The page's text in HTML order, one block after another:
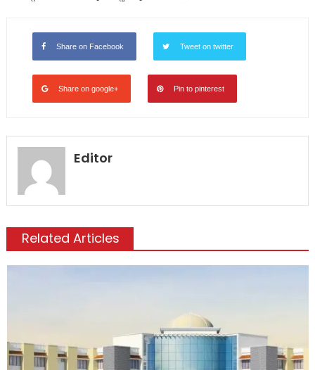
Share on Facebook Tweet on twitter
Share on google+ Pin to pinterest
Editor
Related Articles